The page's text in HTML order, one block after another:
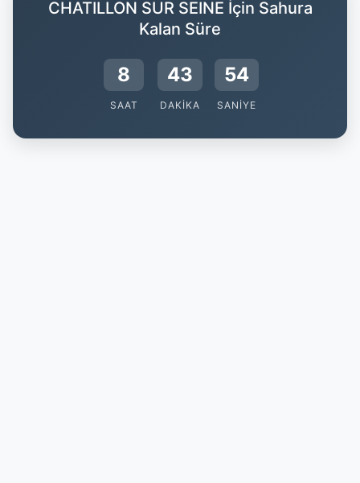
CHATILLON SUR SEINE İçin Sahura
Kalan Süre
8
SAAT
43
DAKIKA
53
SANIYE